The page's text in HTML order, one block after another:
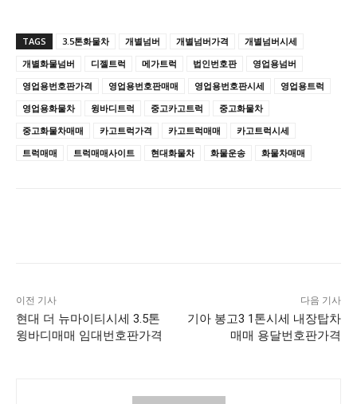
TAGS 3.5톤화물차 개별넘버 개별넘버가격
개별넘버시세
개별화물넘버
디젤트럭 메가트럭 법인번호판
영업용넘버
영업용번호판가격
영업용번호판매매 영업용번호판시세
영업용트럭
영업용화물차
윙바디트럭 중고카고트럭
중고화물차
중고화물차매매
카고트럭가격 카고트럭매매
카고트럭시세
트럭매매
트럭매매사이트 현대화물차 화물운송 화물차매매
이전 기사
현대 더 뉴마이티시세 3.5톤
윙바디매매 임대번호판가격
다음 기사
기아 봉고3 1톤시세 내장탑차
매매 용달번호판가격